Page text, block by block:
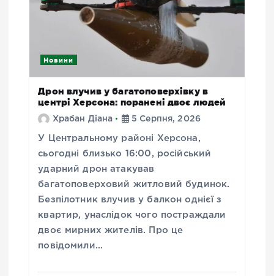
Новини
Дрон влучив у багатоповерхівку в
центрі Херсона: поранені двоє людей
Храбан Діана 5 Серпня, 2026
У Центральному районі Херсона,
сьогодні близько 16:00, російський
ударний дрон атакував
багатоповерховий житловий будинок.
Безпілотник влучив у балкон однієї з
квартир, унаслідок чого постраждали
двоє мирних жителів. Про це
повідомили…